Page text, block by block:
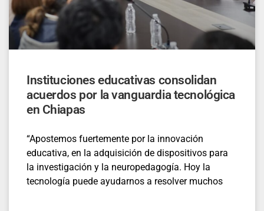
Instituciones educativas consolidan
acuerdos por la vanguardia tecnológica
en Chiapas
“Apostemos fuertemente por la innovación
educativa, en la adquisición de dispositivos para
la investigación y la neuropedagogía. Hoy la
tecnología puede ayudarnos a resolver muchos